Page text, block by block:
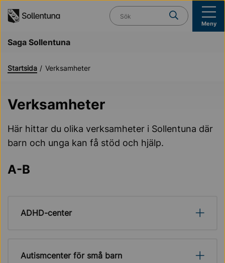
Vad söker du?
Meny
Saga Sollentuna
Startsida Verksamheter
Verksamheter
Här hittar du olika verksamheter i Sollentuna där
barn och unga kan få stöd och hjälp.
A-B
ADHD-center
Autismcenter för små barn